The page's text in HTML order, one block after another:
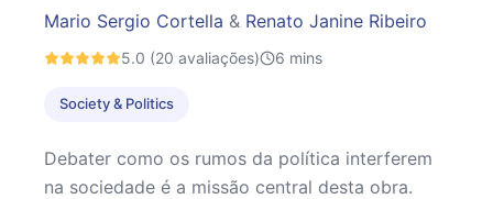
Mario Sergio Cortella & Renato Janine Ribeiro
5.0 (20 avaliações) 6 mins
Society & Politics
Debater como os rumos da política interferem
na sociedade é a missão central desta obra.